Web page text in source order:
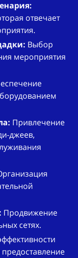
отвечает
Выбор
мероприятия
Привлечение
джеев,
Продвижение
сетях.